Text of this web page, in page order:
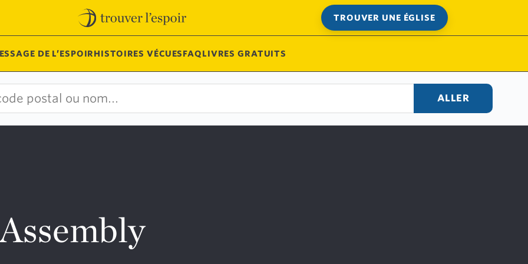
TROUVER UNE ÉGLISE
DE L’ESPOIRHISTOIRES VÉCUESFAQLIVRES GRATUITS
ALLER